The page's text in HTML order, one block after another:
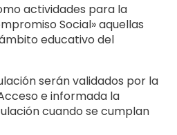
actividades para la
Social» aquellas
educativo del
serán validados por la
e informada la
cuando se cumplan